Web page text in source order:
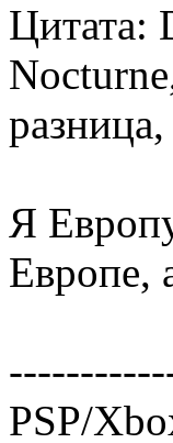
Цитата:
Я
Европе,
PSP/